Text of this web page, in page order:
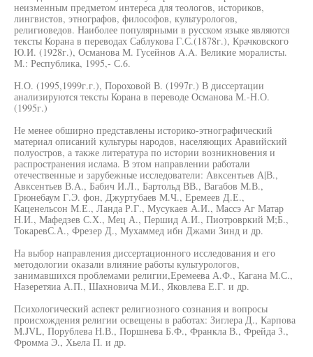
неизменным предметом интереса для теологов, историков,
лингвистов, этнографов, философов, культурологов,
религиоведов. Наиболее популярными в русском языке являются
тексты Корана в переводах Саблукова Г.С.(1878г.), Крачковского
Ю.И. (1928г.), Османова М. Гусейнов A.A. Великие моралисты.
М.: Республика, 1995,- С.6.
Н.О. (1995,1999г.г.), Пороховой В. (1997г.) В диссертации
анализируются тексты Корана в переводе Османова М.-Н.О.
(1995г.)
Не менее обширно представлены историко-этнографический
материал описаний культуры народов, населяющих Аравийский
полуостров, а также литература по истории возникновения и
распространения ислама. В этом направлении работали
отечественные и зарубежные исследователи: Авксентьев А|В.,
Авксентьев В.А., Бабич И.Л., Бартольд ВВ., Вагабов М.В.,
Грюнебаум Г.Э. фон, Джуртубаев М.Ч., Еремеев Д.Е.,
Каценельсон М.Е., Ланда Р.Г., Мусукаев А.И., Массэ Аг Матар
Н.И., Мафедзев С.Х., Мец А., Першид А.И., Пиотровркий М;Б.,
ТокаревС.А., Фрезер Д., Мухаммед ибн Джами Зинд и др.
На выбор направления диссертационного исследования и его
методологии оказали влияние работы культурологов,
занимавшихся проблемами религии,Еремеева А.Ф., Кагана М.С.,
Назеретяиа А.П., Шахновича М.И., Яковлева Е.Г. и др.
Психологический аспект религиозного сознания и вопросы
происхождения религии освещены в работах: Зиглера Д., Карпова
M.JVL, Порублева Н.В., Поршнева Б.Ф., Франкла В., Фрейда 3.,
Фромма Э., Хьела П. и др.